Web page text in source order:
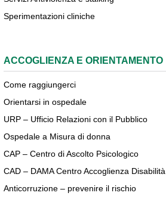
Sperimentazioni cliniche
ACCOGLIENZA E ORIENTAMENTO
Come raggiungerci
Orientarsi in ospedale
URP – Ufficio Relazioni con il Pubblico
Ospedale a Misura di donna
CAP – Centro di Ascolto Psicologico
CAD – DAMA Centro Accoglienza Disabilità
Anticorruzione – prevenire il rischio